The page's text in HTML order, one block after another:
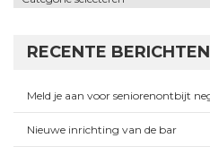
RECENTE BERICHTEN
Meld je aan voor seniorenontbijt
Nieuwe inrichting van de bar